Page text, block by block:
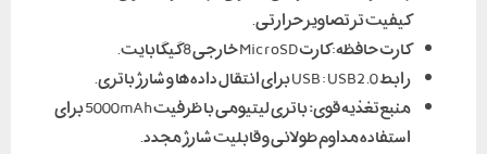
کیفیت تر تصاویر حرارتی.
کارت حافظه: کارت MicroSD خارجی 8 گیگابایت.
رابط USB : USB2.0 برای انتقال داده‌ها و شارژ باتری.
منبع تغذیه قوی:
باتری لیتیومی با ظرفیت 5000mAh برای
استفاده مداوم طولانی و قابلیت شارژ مجدد.